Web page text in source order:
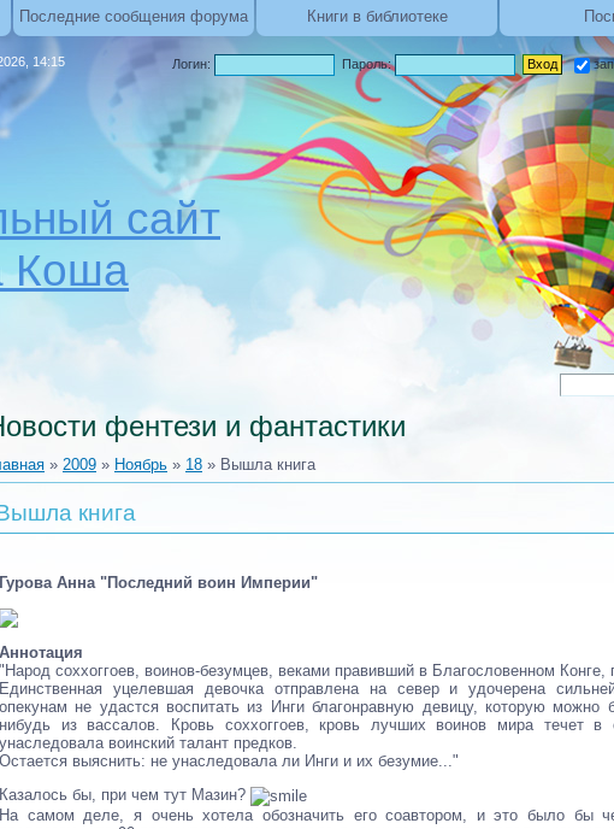
Последние сообщения форума Книги в библиотеке
14:15
сайт
Коша
Логин: Пароль:
фентези и фантастики
» 2009 » Ноябрь » 18 » Вышла книга
книга
Гурова Анна "Последний воин Империи"
Аннотация
"Народ соххоггоев, воинов-безумцев, веками правивший в Благословенном Конге,
Единственная уцелевшая девочка отправлена на север и удочерена
опекунам не удастся воспитать из Инги благонравную девицу, которую можно
нибудь из вассалов. Кровь соххоггоев, кровь лучших воинов мира течет
унаследовала воинский талант предков.
Остается выяснить: не унаследовала ли Инги и их безумие..."
Казалось бы, при чем тут Мазин?
На самом деле, я очень хотела обозначить его соавтором, и это было бы